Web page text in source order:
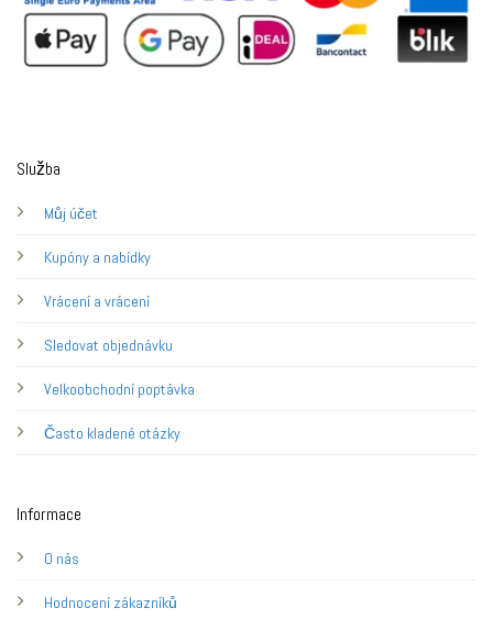
Služba
Můj účet
Kupóny a nabídky
Vrácení a vrácení
Sledovat objednávku
Velkoobchodní poptávka
Často kladené otázky
Informace
O nás
Hodnocení zákazníků